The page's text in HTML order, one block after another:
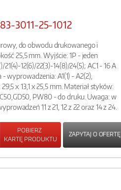
3011-25-1012
do obwodu drukowanego i
25,5 mm. Wyjście: 1P - jeden
12(6)/22(3)-14(8)/24(5); AC1 - 16 A
wyprowadzenia: A1(1) - A2(2),
x 13,1 x 25,5 mm. Materiał styków:
PW80 - do druku. Uwaga: w
11 z 21, 12 z 22 oraz 14 z 24.
POBIERZ
KARTĘ PRODUKTU
ZAPYTAJ O OFERTĘ